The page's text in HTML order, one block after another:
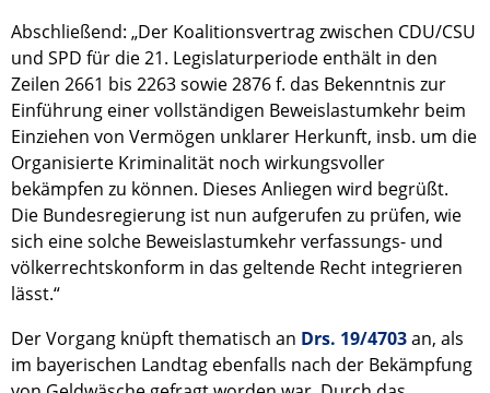
Abschließend: „Der Koalitionsvertrag zwischen CDU/CSU
und SPD für die 21. Legislaturperiode enthält in den
Zeilen 2661 bis 2263 sowie 2876 f. das Bekenntnis zur
Einführung einer vollständigen Beweislastumkehr beim
Einziehen von Vermögen unklarer Herkunft, insb. um die
Organisierte Kriminalität noch wirkungsvoller
bekämpfen zu können. Dieses Anliegen wird begrüßt.
Die Bundesregierung ist nun aufgerufen zu prüfen, wie
sich eine solche Beweislastumkehr verfassungs- und
völkerrechtskonform in das geltende Recht integrieren
lässt.“
Der Vorgang knüpft thematisch an Drs. 19/4703an, als
im bayerischen Landtag ebenfalls nach der Bekämpfung